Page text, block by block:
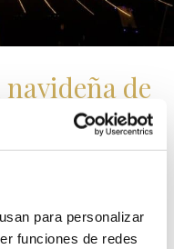
para personalizar
funciones de redes
de
Barcelona
a la época festiva.
consigue
de luz cada año.